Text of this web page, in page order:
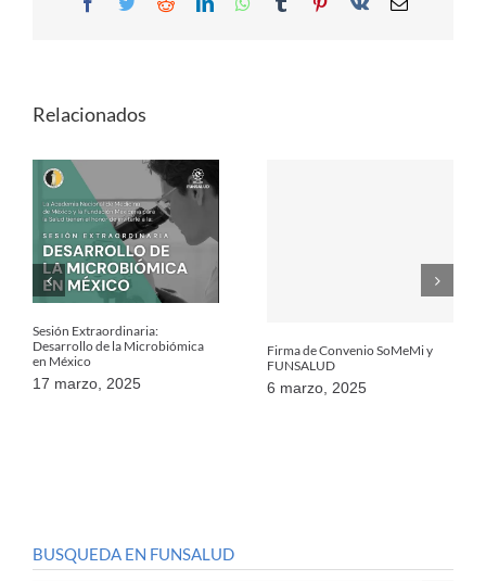
Relacionados
Sesión Extraordinaria:
Desarrollo de la Microbiómica
en México
17 marzo, 2025
Firma de Convenio SoMeMi y
FUNSALUD
6 marzo, 2025
BUSQUEDA EN FUNSALUD